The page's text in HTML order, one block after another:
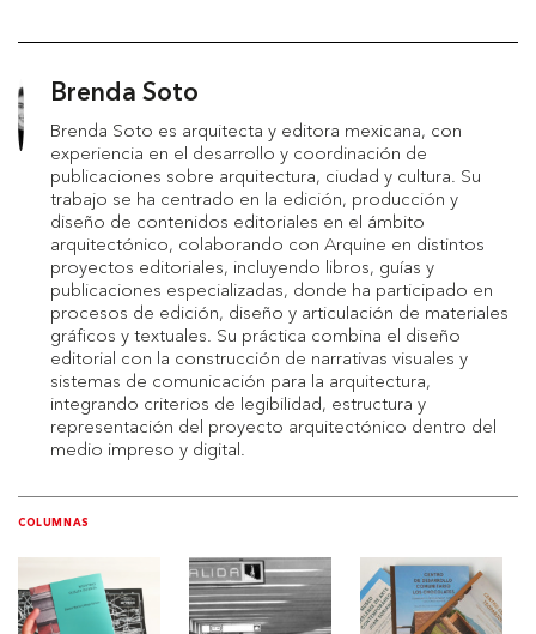
Brenda Soto
Brenda Soto es arquitecta y editora mexicana, con
experiencia en el desarrollo y coordinación de
publicaciones sobre arquitectura, ciudad y cultura. Su
trabajo se ha centrado en la edición, producción y
diseño de contenidos editoriales en el ámbito
arquitectónico, colaborando con Arquine en distintos
proyectos editoriales, incluyendo libros, guías y
publicaciones especializadas, donde ha participado en
procesos de edición, diseño y articulación de materiales
gráficos y textuales. Su práctica combina el diseño
editorial con la construcción de narrativas visuales y
sistemas de comunicación para la arquitectura,
integrando criterios de legibilidad, estructura y
representación del proyecto arquitectónico dentro del
medio impreso y digital.
COLUMNAS